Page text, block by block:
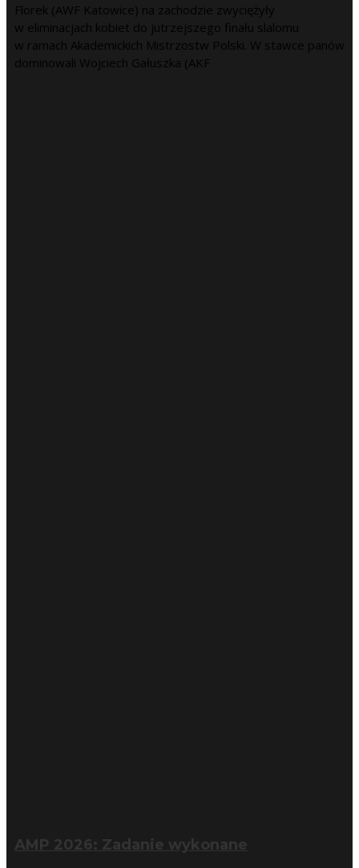
Florek (AWF Katowice) na zachodzie zwyciężyły
w eliminacjach kobiet do jutrzejszego finału slalomu
w ramach Akademickich Mistrzostw Polski. W stawce panów
dominowali Wojciech Gałuszka (AKF
AMP 2026: Zadanie wykonane